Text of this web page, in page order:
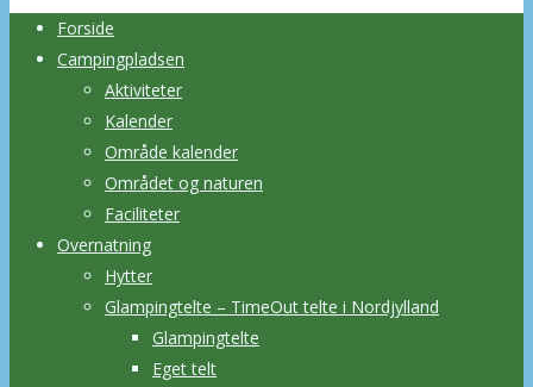
Forside
Campingpladsen
Aktiviteter
Kalender
Område kalender
Området og naturen
Faciliteter
Overnatning
Hytter
Glampingtelte – TimeOut telte i Nordjylland
Glampingtelte
Eget telt